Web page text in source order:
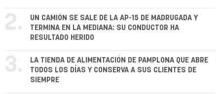
2.
UN CAMIÓN SE SALE DE LA AP-15 DE MADRUGADA Y
TERMINA EN LA MEDIANA: SU CONDUCTOR HA
RESULTADO HERIDO
3.
LA TIENDA DE ALIMENTACIÓN DE PAMPLONA QUE ABRE
TODOS LOS DÍAS Y CONSERVA A SUS CLIENTES DE
SIEMPRE